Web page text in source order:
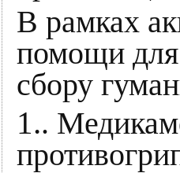
В рамках
помощи для
сбору
1..